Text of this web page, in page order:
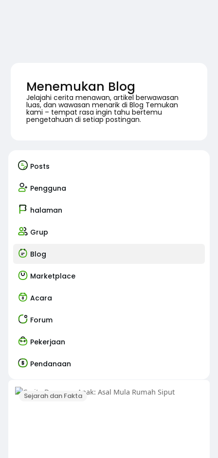
Menemukan Blog
Jelajahi cerita menawan, artikel berwawasan
luas, dan wawasan menarik di Blog Temukan
kami – tempat rasa ingin tahu bertemu
pengetahuan di setiap postingan.
Posts
Pengguna
halaman
Grup
Blog
Marketplace
Acara
Forum
Pekerjaan
Pendanaan
Sejarah dan Fakta